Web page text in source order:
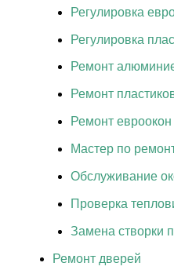
Регулировка
Регулировка
Ремонт
Ремонт
Ремонт евроокон
Мастер по
Обслуживание
Проверка
Замена створки
Ремонт дверей